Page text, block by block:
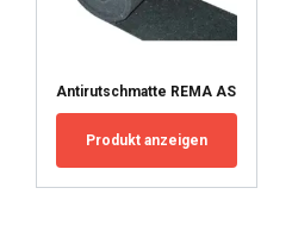
Antirutschmatte REMA AS
Produkt anzeigen
DETAILS ANZEIGEN